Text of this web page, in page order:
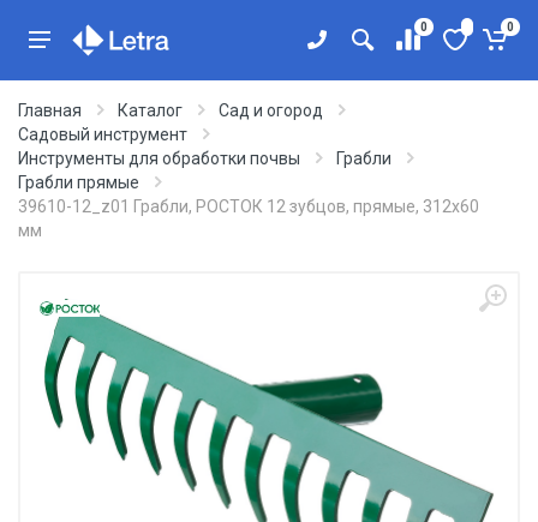
0 0
Главная Каталог
Сад и огород
Садовый инструмент
Инструменты для обработки почвы
Грабли
Грабли прямые
39610-12_z01 Грабли, РОСТОК 12 зубцов, прямые, 312x60
мм